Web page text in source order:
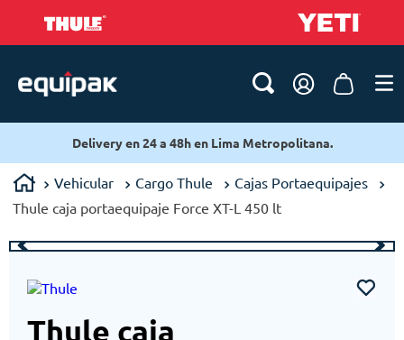
Delivery en 24 a 48h en Lima Metropolitana.
Vehicular Cargo Thule
Cajas Portaequipajes
Thule caja portaequipaje Force XT-L 450 lt
Thule caja